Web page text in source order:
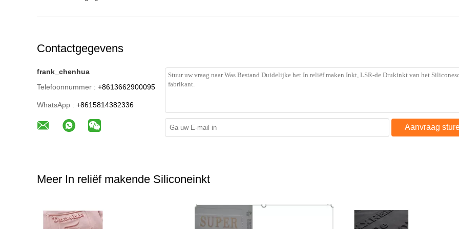
Contactgegevens
frank_chenhua
Telefoonnummer : +8613662900095
WhatsApp : +8615814382336
Aanvraag
Meer In reliëf makende Siliconeinkt